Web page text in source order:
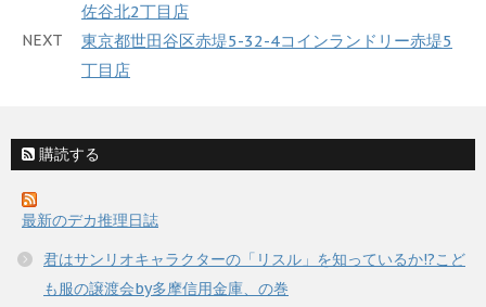
佐谷北2丁目店
NEXT
東京都世田谷区赤堤5-32-4コインランドリー赤堤5
丁目店
購読する
最新のデカ推理日誌
君はサンリオキャラクターの「リスル」を知っているか!?こど
も服の譲渡会by多摩信用金庫、の巻